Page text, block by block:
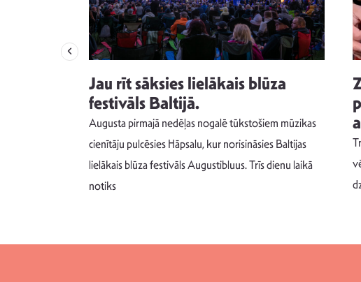
Jau rīt sāksies lielākais blūza
festivāls Baltijā.
Augusta pirmajā nedēļas nogalē tūkstošiem mūzikas
cienītāju pulcēsies Hāpsalu, kur norisināsies Baltijas
lielākais blūza festivāls Augustibluus. Trīs dienu laikā
notiks